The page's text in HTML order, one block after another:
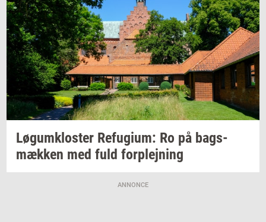
Løgum­klo­ster Re­fu­gi­um: Ro på bags­
mæk­ken med fuld for­plej­ning
ANNONCE